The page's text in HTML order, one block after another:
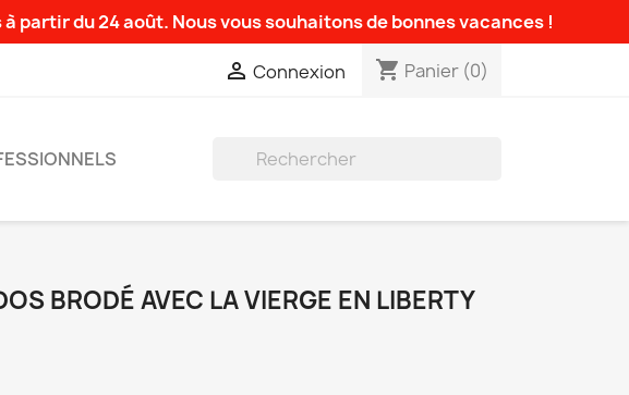
du 24 août. Nous vous souhaitons de bonnes vacances !
 Connexion shopping_cart Panier (0)
BRODÉ AVEC LA VIERGE EN LIBERTY